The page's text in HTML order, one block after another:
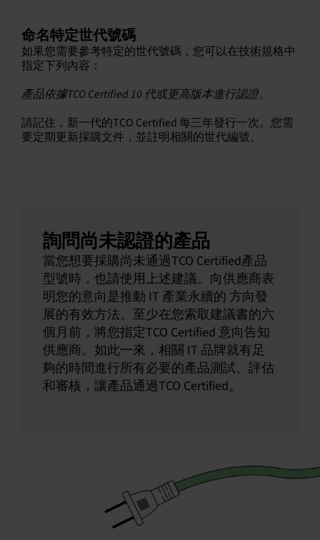
命名特定世代號碼
如果您需要參考特定的世代號碼，您可以在技術規格中
指定下列內容：
產品依據TCO Certified 10 代或更高版本進行認證。
請記住，新一代的TCO Certified 每三年發行一次。您需
要定期更新採購文件，並註明相關的世代編號。
詢問尚未認證的產品
當您想要採購尚未通過TCO Certified產品
型號時，也請使用上述建議。向供應商表
明您的意向是推動 IT 產業永續的 方向發
展的有效方法。至少在您索取建議書的六
個月前，將您指定TCO Certified 意向告知
供應商。如此一來，相關 IT 品牌就有足
夠的時間進行所有必要的產品測試、評估
和審核，讓產品通過TCO Certified。